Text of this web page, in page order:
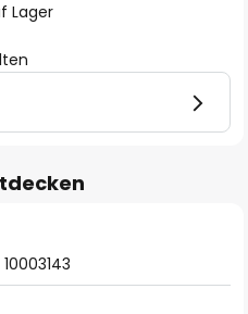
Lager
10003143